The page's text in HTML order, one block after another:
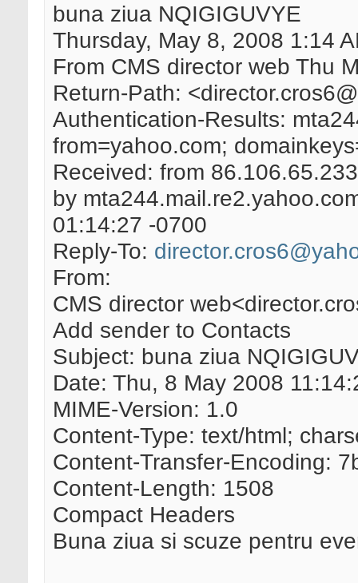
buna ziua NQIGIGUVYE
Thursday, May 8, 2008 1:14
From CMS director web Thu
Return-Path:
Authentication-Results:
from=yahoo.com;
Received: from
by
01:14:27 -0700
Reply-To:
From:
CMS director
Add sender to Contacts
Subject: buna ziua
Date: Thu, 8 May 2008
MIME-Version: 1.0
Content-Type: text/html;
Content-Transfer-Encoding:
Content-Length: 1508
Compact Headers
Buna ziua si scuze pentru